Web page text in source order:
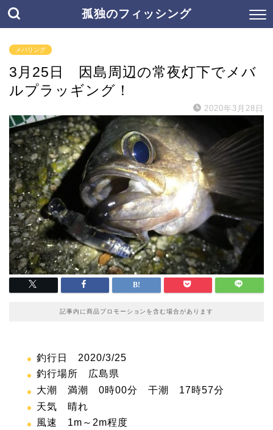
孤独のフィッシング
メバリング
3月25日 因島周辺の常夜灯下でメバ
ルプラッギング！
2020年3月28日
記事内に商品プロモーションを含む場合があります
釣行日 2020/3/25
釣行場所 広島県
大潮 満潮 0時00分 干潮 17時57分
天気 晴れ
風速 1m～2m程度